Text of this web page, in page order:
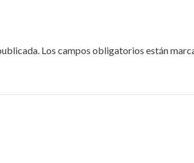
Los campos obligatorios están